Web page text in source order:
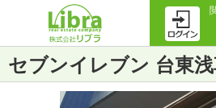
セブンイレブン 台東